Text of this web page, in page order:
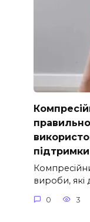
вироби, які
0 3